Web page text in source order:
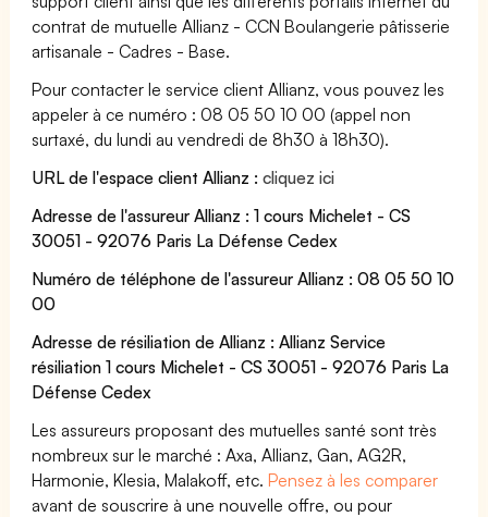
contrat de mutuelle Allianz - CCN Boulangerie pâtisserie
artisanale - Cadres - Base.
Pour contacter le service client Allianz, vous pouvez les
appeler à ce numéro : 08 05 50 10 00 (appel non
surtaxé, du lundi au vendredi de 8h30 à 18h30).
URL de l'espace client Allianz :cliquez ici
Adresse de l'assureur Allianz : 1 cours Michelet - CS
30051 - 92076 Paris La Défense Cedex
Numéro de téléphone de l'assureur Allianz : 08 05 50 10
00
Adresse de résiliation de Allianz : Allianz Service
résiliation 1 cours Michelet - CS 30051 - 92076 Paris La
Défense Cedex
Les assureurs proposant des mutuelles santé sont très
nombreux sur le marché : Axa, Allianz, Gan, AG2R,
Harmonie, Klesia, Malakoff, etc.Pensez à les comparer
avant de souscrire à une nouvelle offre, ou pour